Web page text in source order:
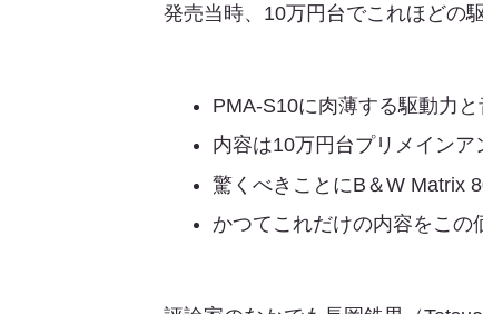
発売当時、10万円台でこれほどの
PMA-S10に肉薄する駆動力と
内容は10万円台プリメイン
驚くべきことにB＆W Matrix
かつてこれだけの内容をこの